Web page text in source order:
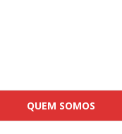
QUEM SOMOS